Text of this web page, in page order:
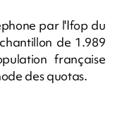
par l'Ifop du
de 1.989
française
des quotas.